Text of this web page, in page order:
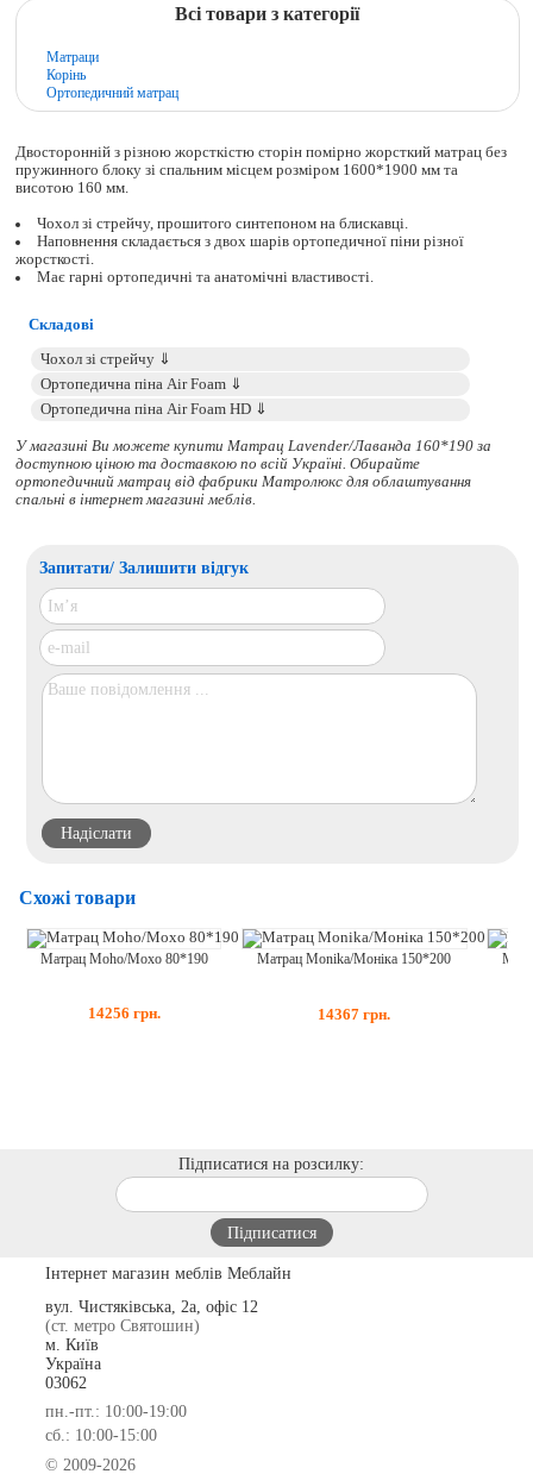
Всі товари з категорії
Матраци
Корінь
Ортопедичний матрац
Двосторонній з різною жорсткістю сторін помірно жорсткий матрац без
пружинного блоку зі спальним місцем розміром 1600*1900 мм та
висотою 160 мм.
Чохол зі стрейчу, прошитого синтепоном на блискавці.
Наповнення складається з двох шарів ортопедичної піни різної
жорсткості.
Має гарні ортопедичні та анатомічні властивості.
Складові
У магазині Ви можете купити Матрац Lavender/Лаванда 160*190 за
доступною ціною та доставкою по всій Україні. Обирайте
ортопедичний матрацвід фабрики Матролюкс для облаштування
спальні в інтернет магазині меблів.
Запитати/ Залишити відгук
Схожі товари
Матрац Moho/Мохо 80*190
14256 грн.
Матрац Monika/Моніка 150*200
14367 грн.
Підписатися на розсилку:
Інтернет магазин меблів Меблайн
вул. Чистяківська, 2а, офіс 12
(ст. метро Святошин)
м. Київ
Україна
03062
пн.-пт.: 10:00-19:00
сб.: 10:00-15:00
© 2009-2026